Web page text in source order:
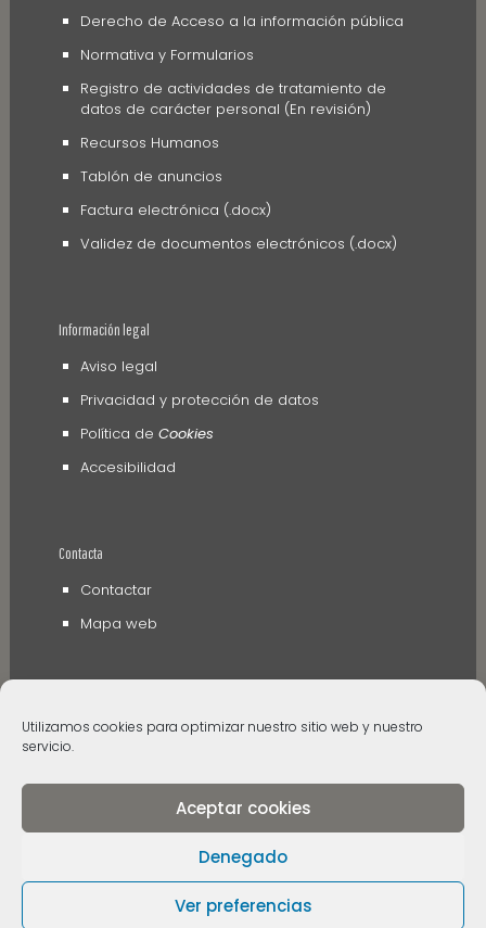
Utilizamos cookies para optimizar nuestro sitio web y nuestro
servicio.
Aceptar cookies
Denegado
Ver preferencias
Derecho de Acceso a la información pública
Normativa y Formularios
Registro de actividades de tratamiento de
datos de carácter personal (En revisión)
Recursos Humanos
Tablón de anuncios
Factura electrónica (.docx)
Validez de documentos electrónicos (.docx)
Información legal
Aviso legal
Privacidad y protección de datos
Política de Cookies
Accesibilidad
Contacta
Contactar
Mapa web
© 2006 - 2024 Museos de Tenerife. Todos los
derechos reservados